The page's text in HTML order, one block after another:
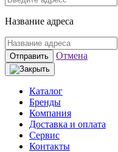
Название адреса
Отправить Отмена
Каталог
Бренды
Компания
Доставка и оплата
Сервис
Контакты